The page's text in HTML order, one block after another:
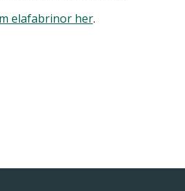
elafabrinor her.